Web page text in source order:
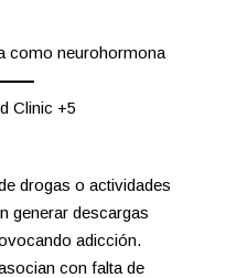
como neurohormona
Clinic +5
drogas o actividades
generar descargas
adicción.
con falta de